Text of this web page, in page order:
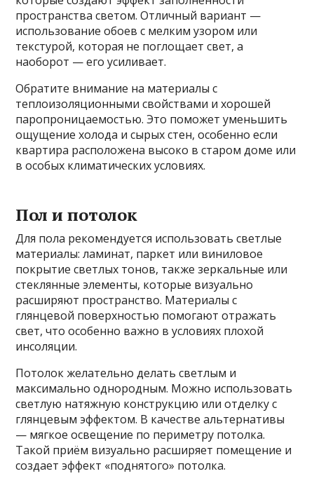
пространства светом. Отличный вариант —
использование обоев с мелким узором или
текстурой, которая не поглощает свет, а
наоборот — его усиливает.
Обратите внимание на материалы с
теплоизоляционными свойствами и хорошей
паропроницаемостью. Это поможет уменьшить
ощущение холода и сырых стен, особенно если
квартира расположена высоко в старом доме или
в особых климатических условиях.
Пол и потолок
Для пола рекомендуется использовать светлые
материалы: ламинат, паркет или виниловое
покрытие светлых тонов, также зеркальные или
стеклянные элементы, которые визуально
расширяют пространство. Материалы с
глянцевой поверхностью помогают отражать
свет, что особенно важно в условиях плохой
инсоляции.
Потолок желательно делать светлым и
максимально однородным. Можно использовать
светлую натяжную конструкцию или отделку с
глянцевым эффектом. В качестве альтернативы
— мягкое освещение по периметру потолка.
Такой приём визуально расширяет помещение и
создает эффект «поднятого» потолка.